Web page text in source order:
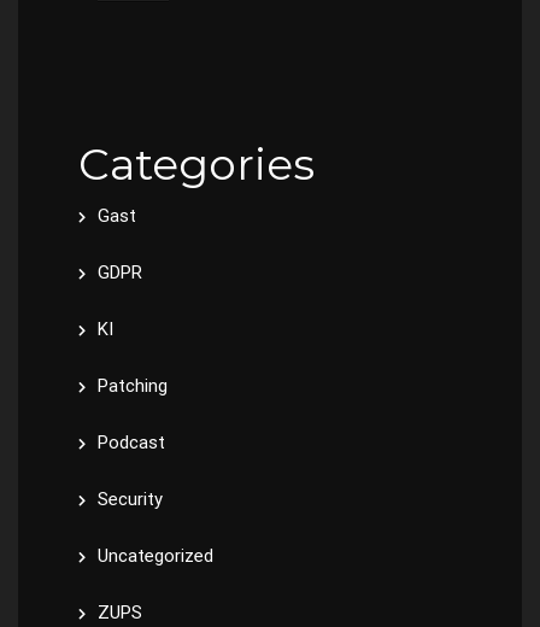
Categories
Gast
GDPR
KI
Patching
Podcast
Security
Uncategorized
ZUPS